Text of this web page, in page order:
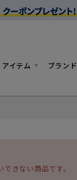
アイテム ブランド
きない商品です。